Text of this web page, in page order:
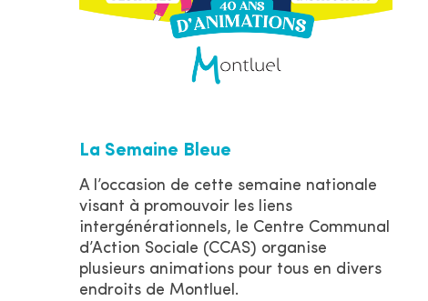
La Semaine Bleue
A l’occasion de cette semaine nationale
visant à promouvoir les liens
intergénérationnels, le Centre Communal
d’Action Sociale (CCAS) organise
plusieurs animations pour tous en divers
endroits de Montluel.